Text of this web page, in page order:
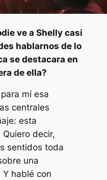
ve a Shelly casi
hablarnos de lo
se destacara en
de ella?
mí esa
centrales
esta
decir,
sentidos toda
una
hablé con